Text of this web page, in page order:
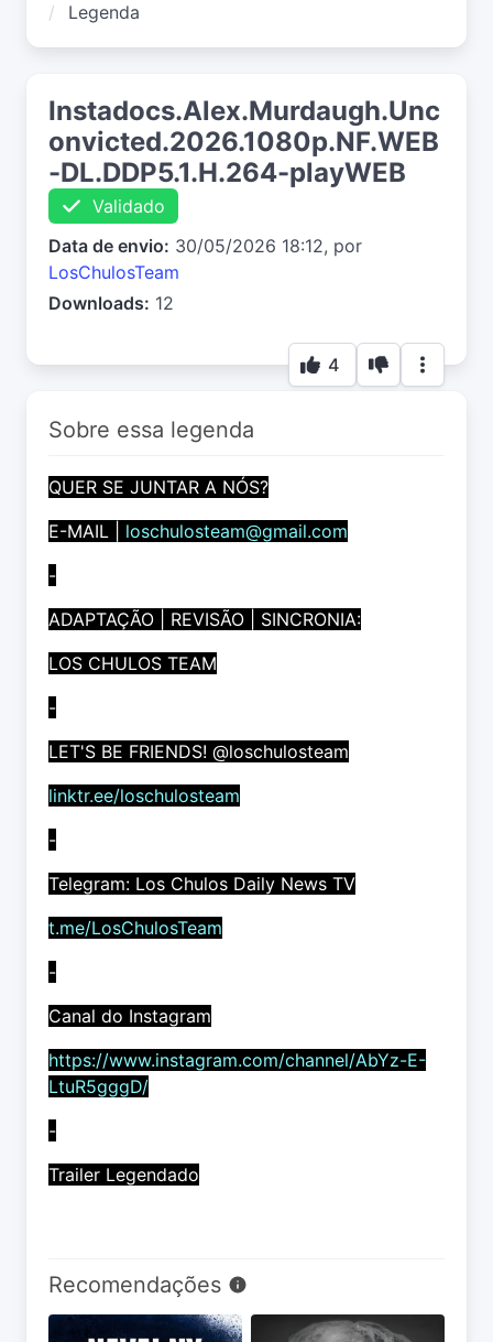
Legenda
Instadocs.Alex.Murdaugh.Unc
onvicted.2026.1080p.NF.WEB
-DL.DDP5.1.H.264-playWEB
Validado
Data de envio: 30/05/2026 18:12, por
LosChulosTeam
Downloads: 12
4
Sobre essa legenda
QUER SE JUNTAR A NÓS?
E-MAIL | loschulosteam@gmail.com
-
ADAPTAÇÃO | REVISÃO | SINCRONIA:
LOS CHULOS TEAM
-
LET'S BE FRIENDS! @loschulosteam
linktr.ee/loschulosteam
-
Telegram: Los Chulos Daily News TV
t.me/LosChulosTeam
-
Canal do Instagram
https://www.instagram.com/channel/AbYz-E-
LtuR5gggD/
-
Trailer Legendado
Recomendações